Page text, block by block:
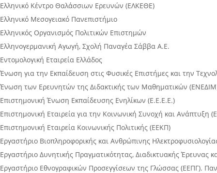
Ελληνικό Κέντρο Θαλάσσιων Ερευνών (ΕΛΚΕΘΕ)
Ελληνικό Μεσογειακό Πανεπιστήμιο
Ελληνικός Οργανισμός Πολιτικών Επιστημών
Ελληνογερμανική Αγωγή, Σχολή Παναγέα Σάββα Α.Ε.
Εντομολογική Εταιρεία Ελλάδος
Ένωση για την Εκπαίδευση στις Φυσικές Επιστήμες και την
Ένωση των Ερευνητών της Διδακτικής των Μαθηματικών
Επιστημονική Ένωση Εκπαίδευσης Ενηλίκων (Ε.Ε.Ε.Ε.)
Επιστημονική Εταιρεία για την Κοινωνική Συνοχή και Ανάπτυξη
Επιστημονική Εταιρεία Κοινωνικής Πολιτικής (ΕΕΚΠ)
Εργαστήριο Βιοπληροφορικής και Ανθρώπινης
Εργαστήριο Δυνητικής Πραγματικότητας, Διαδικτυακής Έρευνας
Εργαστήριο Εθνογραφικών Προσεγγίσεων της Γλώσσας (ΕΕΠΓ).